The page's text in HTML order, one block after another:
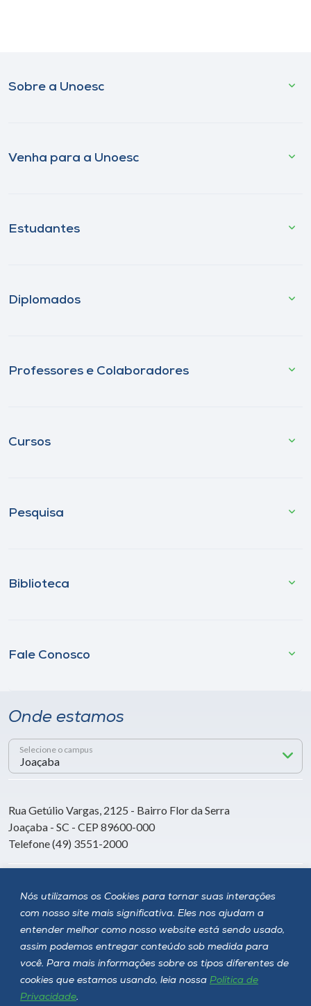
Nós utilizamos os Cookies para tornar suas interações
com nosso site mais significativa. Eles nos ajudam a
entender melhor como nosso website está sendo usado,
assim podemos entregar conteúdo sob medida para
você. Para mais informações sobre os tipos diferentes de
cookies que estamos usando, leia nossa Política de
Privacidade.
Sobre a Unoesc
Venha para a Unoesc
Estudantes
Diplomados
Professores e Colaboradores
Cursos
Pesquisa
Biblioteca
Fale Conosco
Onde estamos
Selecione o campus
Rua Getúlio Vargas, 2125 - Bairro Flor da Serra
Joaçaba - SC - CEP 89600-000
Telefone (49) 3551-2000
Siga a Unoesc